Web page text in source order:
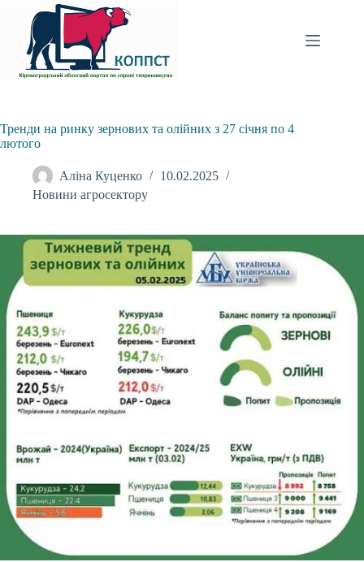
вмісту
Тренди на ринку зернових та олійних з 27 січня по 4
лютого
Аліна Куценко
10.02.2025
Новини агросектору